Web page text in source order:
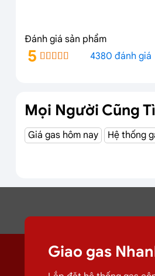
1. Thông Tin Về
Đánh giá sản phẩm
5 4380 đánh giá
Mọi Người Cũng
Giá gas hôm nay Hệ thống
Giao gas